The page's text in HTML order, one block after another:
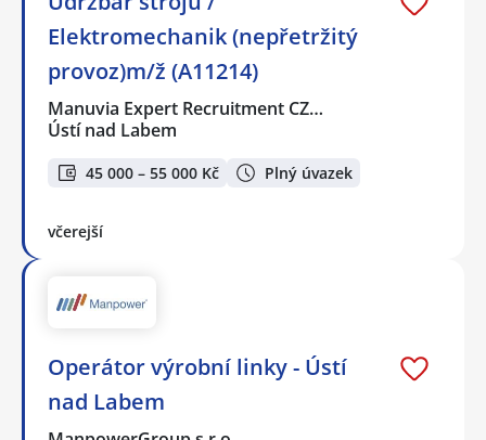
Elektromechanik (nepřetržitý
provoz)m/ž (A11214)
Manuvia Expert Recruitment CZ…
Ústí nad Labem
45 000 – 55 000 Kč Plný úvazek
včerejší
Operátor výrobní linky - Ústí
nad Labem